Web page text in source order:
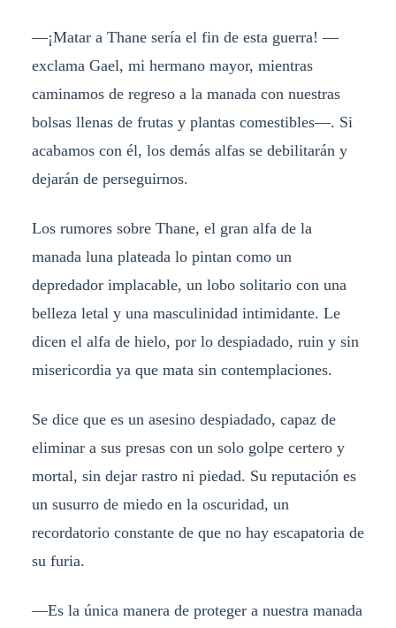
—¡Matar a Thane sería el fin de esta guerra! —
exclama Gael, mi hermano mayor, mientras
caminamos de regreso a la manada con nuestras
bolsas llenas de frutas y plantas comestibles—. Si
acabamos con él, los demás alfas se debilitarán y
dejarán de perseguirnos.
Los rumores sobre Thane, el gran alfa de la
manada luna plateada lo pintan como un
depredador implacable, un lobo solitario con una
belleza letal y una masculinidad intimidante. Le
dicen el alfa de hielo, por lo despiadado, ruin y sin
misericordia ya que mata sin contemplaciones.
Se dice que es un asesino despiadado, capaz de
eliminar a sus presas con un solo golpe certero y
mortal, sin dejar rastro ni piedad. Su reputación es
un susurro de miedo en la oscuridad, un
recordatorio constante de que no hay escapatoria de
su furia.
—Es la única manera de proteger a nuestra manada